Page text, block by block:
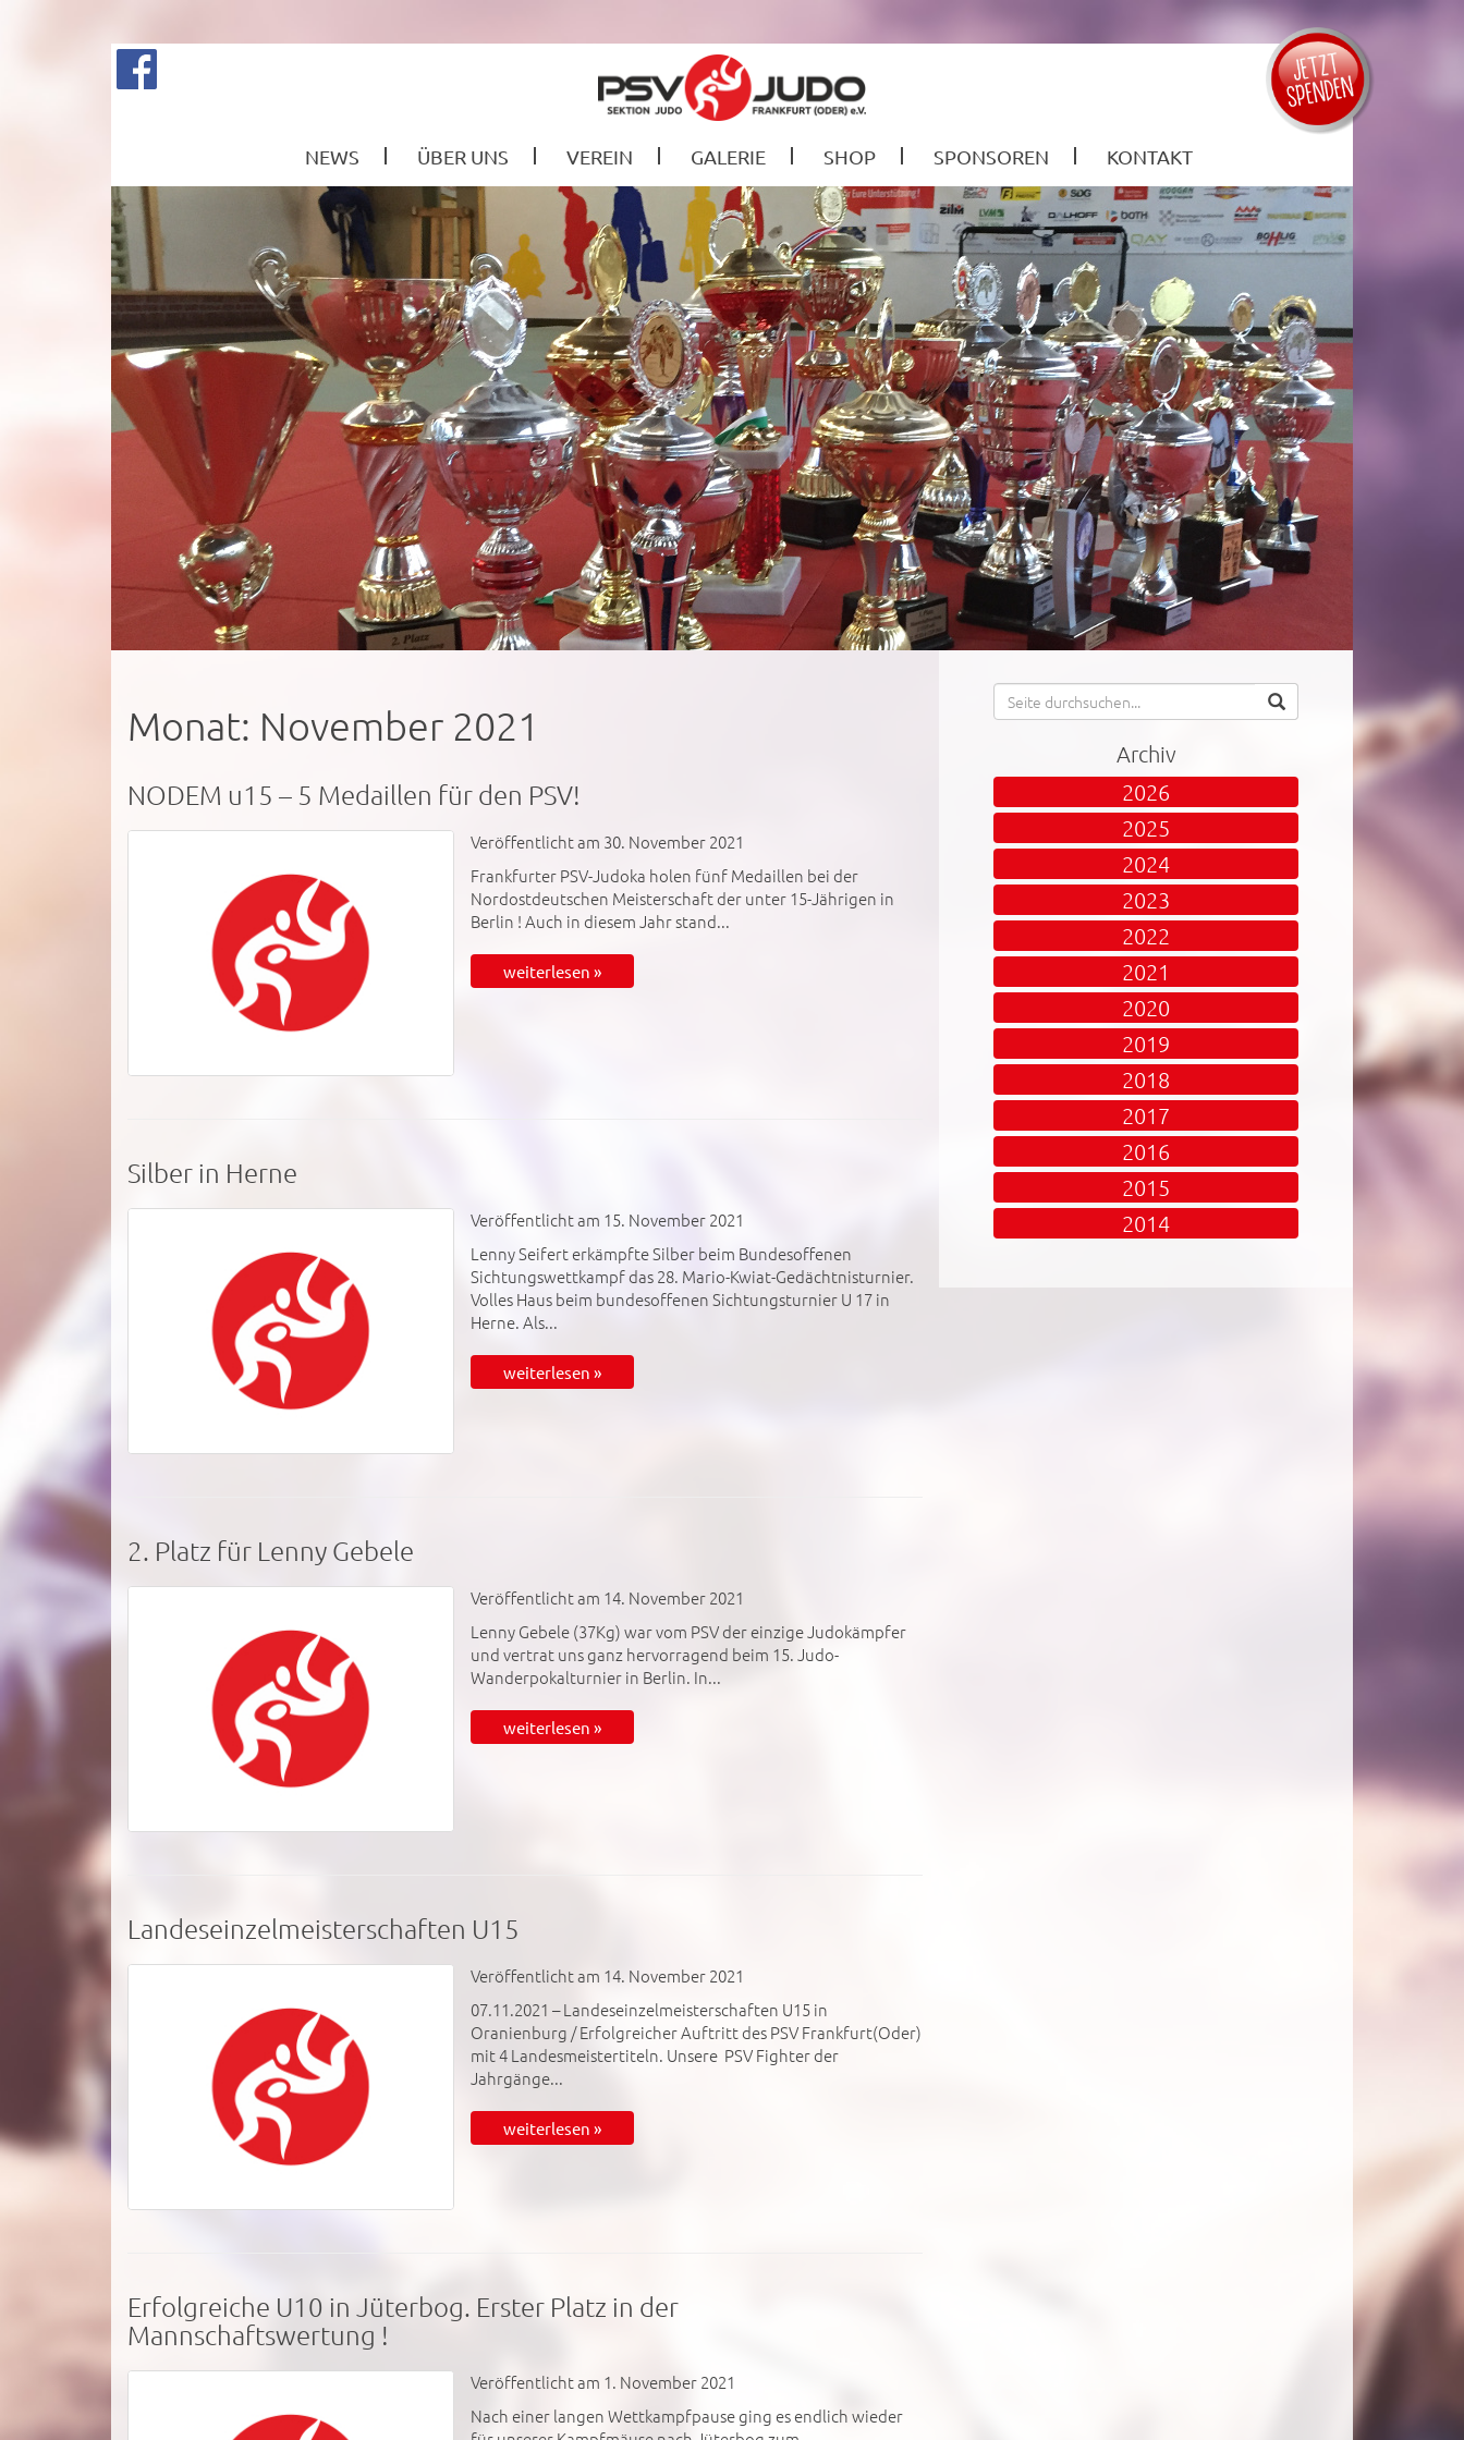
NEWS ÜBER UNS VEREIN GALERIE SHOP SPONSOREN KONTAKT
Monat: November 2021
NODEM u15 – 5 Medaillen für den PSV!
Veröffentlicht am 30. November 2021
Frankfurter PSV-Judoka holen fünf Medaillen bei der
Nordostdeutschen Meisterschaft der unter 15-Jährigen in
Berlin ! Auch in diesem Jahr stand...
weiterlesen »
Silber in Herne
Veröffentlicht am 15. November 2021
Lenny Seifert erkämpfte Silber beim Bundesoffenen
Sichtungswettkampf das 28. Mario-Kwiat-Gedächtnisturnier.
Volles Haus beim bundesoffenen Sichtungsturnier U 17 in
Herne. Als...
weiterlesen »
2. Platz für Lenny Gebele
Veröffentlicht am 14. November 2021
Lenny Gebele (37Kg) war vom PSV der einzige Judokämpfer
und vertrat uns ganz hervorragend beim 15. Judo-
Wanderpokalturnier in Berlin. In...
weiterlesen »
Landeseinzelmeisterschaften U15
Veröffentlicht am 14. November 2021
07.11.2021 – Landeseinzelmeisterschaften U15 in
Oranienburg / Erfolgreicher Auftritt des PSV Frankfurt(Oder)
mit 4 Landesmeistertiteln. Unsere PSV Fighter der
Jahrgänge...
weiterlesen »
Erfolgreiche U10 in Jüterbog. Erster Platz in der
Mannschaftswertung !
Veröffentlicht am 1. November 2021
Nach einer langen Wettkampfpause ging es endlich wieder
Archiv
2026
2025
2024
2023
2022
2021
2020
2019
2018
2017
2016
2015
2014